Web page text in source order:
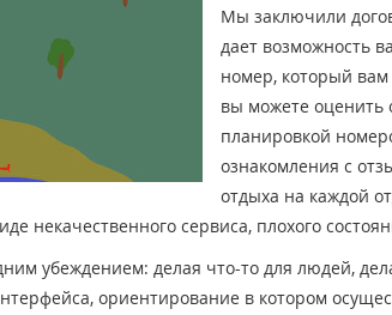
Мы заключили
дает возможность
номер, который
вы можете оценить
планировкой
ознакомления с
отдыха на каждой
некачественного сервиса, плохого
убеждением: делая что-то для людей,
ориентирование в котором